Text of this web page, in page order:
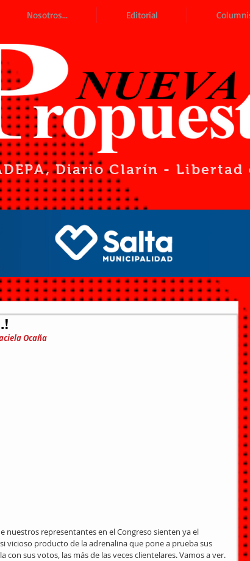
Nosotros... Editorial
, Diario Clarín - Libertad
Ocaña
nuestros representantes en el Congreso sienten ya el
vicioso producto de la adrenalina que pone a prueba sus
con sus votos, las más de las veces clientelares. Vamos a ver.